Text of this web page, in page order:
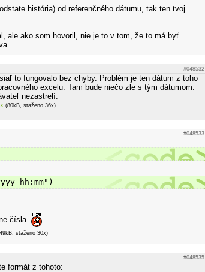
história) od referenčného dátumu, tak ten tvoj
ale ako som hovoril, nie je to v tom, že to má byť
#048532
to fungovalo bez chyby. Problém je ten dátum z toho
excelu. Tam bude niečo zle s tým dátumom.
nezastrelí.
(80kB, staženo 36x)
#048533
hh:mm")
čísla.
staženo 30x)
#048535
formát z tohoto: